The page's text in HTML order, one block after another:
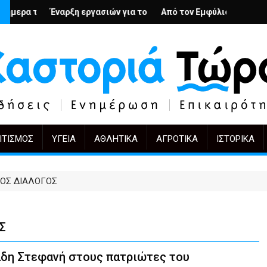
– Ο Άρμιν Βέγκνερ απέναντι στη λήθη
εργασιών για το Κέντρο Ημέρας Ολικής Φροντίδας στην
Από τον Εμφύλιο στην Πόλωση: το ίδιο
KIFF 51: Η
ΥΓΕΊΑ ΑΘΛΗΤΙΚΆ ΑΓΡΟΤΙΚΆ ΙΣΤΟΡΙΚΆ
ΔΙΑΛΟΓΟΣ
Στεφανή στους πατριώτες του